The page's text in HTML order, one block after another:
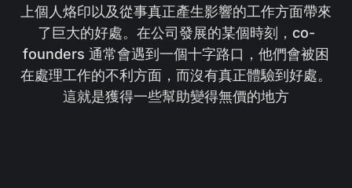
上個人烙印以及從事真正產生影響的工作方面帶來
了巨大的好處。在公司發展的某個時刻，co-
founders 通常會遇到一個十字路口，他們會被困
在處理工作的不利方面，而沒有真正體驗到好處。
這就是獲得一些幫助變得無價的地方